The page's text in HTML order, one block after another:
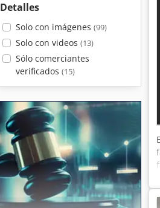
Detalles
Solo con imágenes (99)
Solo con videos (13)
Sólo comerciantes
verificados (15)